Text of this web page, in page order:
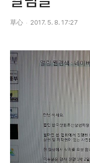
草心 2017. 5. 8. 17:27